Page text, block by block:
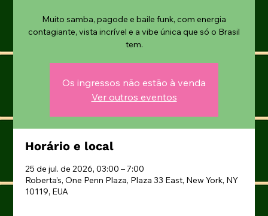
Muito samba, pagode e baile funk, com energia
contagiante, vista incrível e a vibe única que só o Brasil
tem.
Os ingressos não estão à venda
Ver outros eventos
Horário e local
25 de jul. de 2026, 03:00 – 7:00
Roberta’s, One Penn Plaza, Plaza 33 East, New York, NY
10119, EUA